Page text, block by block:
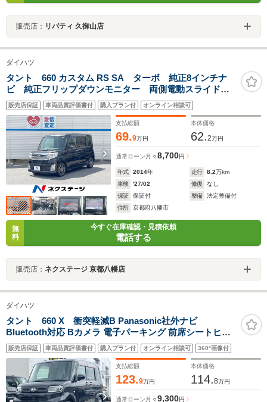
販売店： リバティ 久御山店
ダイハツ
タント 660 カスタム RS SA ターボ 純正8インチナ
ビ 純正フリップダウンモニター 両側電動スライドド
ア スマートアシスト バックカメラ ETC
Bluetooth LEDヘッドライト 純正15インチアルミ
販売店保証 車両品質評価書付 購入プラン付 オンライン相談可
支払総額
69.9万円
本体価格
62.2万円
通常ローン 月々8,700円
年式 2014年 走行 8.2万km
車検
'27/02 修復
なし
保証
保証付 整備
法定整備付
住所
京都府八幡市
無
料
今すぐ在庫確認・見積依頼
電話する
販売店： ネクステージ 京都八幡店
ダイハツ
タント 660 X 衝突軽減B Panasonic社外ナビ
Bluetooth対応 Bカメラ 電子パーキング 前席シートヒー
ター LEDヘッドライト 左パワースライドドア スマートキ
ー プッシュスタート アイドリングストップ 障害物センサ
販売店保証 車両品質評価書付 購入プラン付 オンライン相談可 360°画像付
支払総額
123.9万円
本体価格
114.8万円
通常ローン 月々9,300円